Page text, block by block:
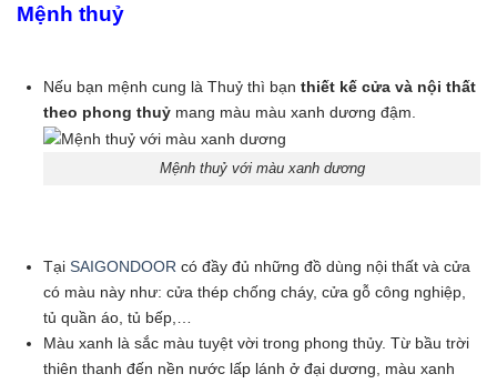
Mệnh thuỷ
Nếu bạn mệnh cung là Thuỷ thì bạnthiết kế cửa và nội thất
theo phong thuỷ mang màu màu xanh dương đậm.
Mệnh thuỷ với màu xanh dương
TạiSAIGONDOOR có đầy đủ những đồ dùng nội thất và cửa
có màu này như: cửa thép chống cháy, cửa gỗ công nghiệp,
tủ quần áo, tủ bếp,…
Màu xanh là sắc màu tuyệt vời trong phong thủy. Từ bầu trời
thiên thanh đến nền nước lấp lánh ở đại dương, màu xanh